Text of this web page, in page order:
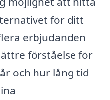
för ditt
erbjudanden
förståelse för
och hur lång tid